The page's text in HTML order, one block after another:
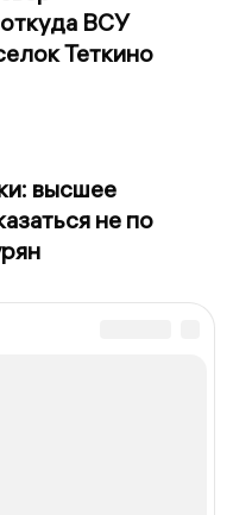
ВСУ
Теткино
высшее
не по